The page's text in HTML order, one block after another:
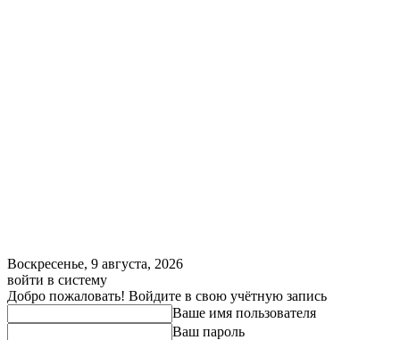
Воскресенье, 9 августа, 2026
войти в систему
Добро пожаловать! Войдите в свою учётную запись
Ваше имя пользователя
Ваш пароль